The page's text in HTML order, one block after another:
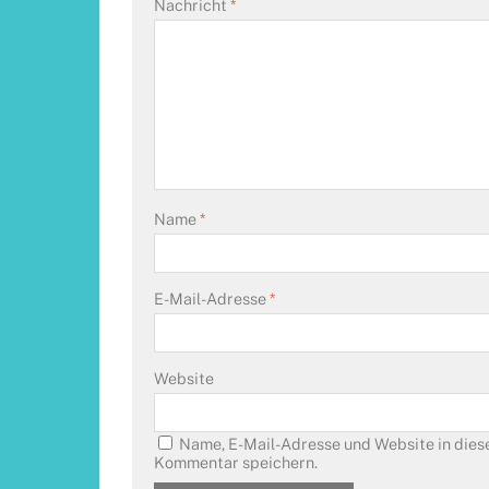
Nachricht *
Name*
E-Mail-Adresse*
Website
Name, E-Mail-Adresse und Website in
Kommentar speichern.